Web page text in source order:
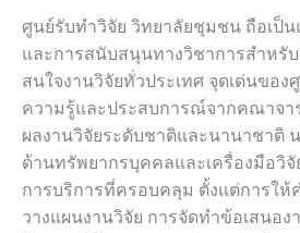
ศูนย์รับทำวิจัย วิทยาลัยชุมชน ถือเป็
และการสนับสนุนทางวิชาการสำหรั
สนใจงานวิจัยทั่วประเทศ จุดเด่นขอ
ความรู้และประสบการณ์จากคณาจา
ผลงานวิจัยระดับชาติและนานาชาติ
ด้านทรัพยากรบุคคลและเครื่องมือวิจั
การบริการที่ครอบคลุม ตั้งแต่การให้
วางแผนงานวิจัย การจัดทำข้อเสนอง